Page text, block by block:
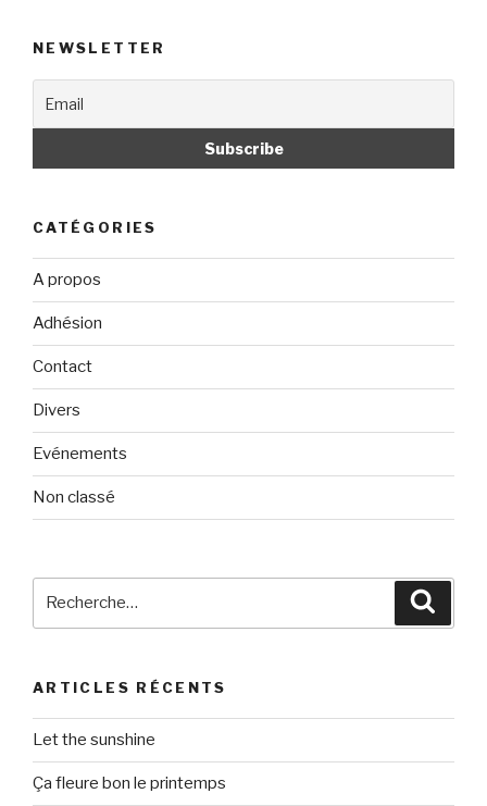
NEWSLETTER
CATÉGORIES
A propos
Adhésion
Contact
Divers
Evénements
Non classé
ARTICLES RÉCENTS
Let the sunshine
Ça fleure bon le printemps